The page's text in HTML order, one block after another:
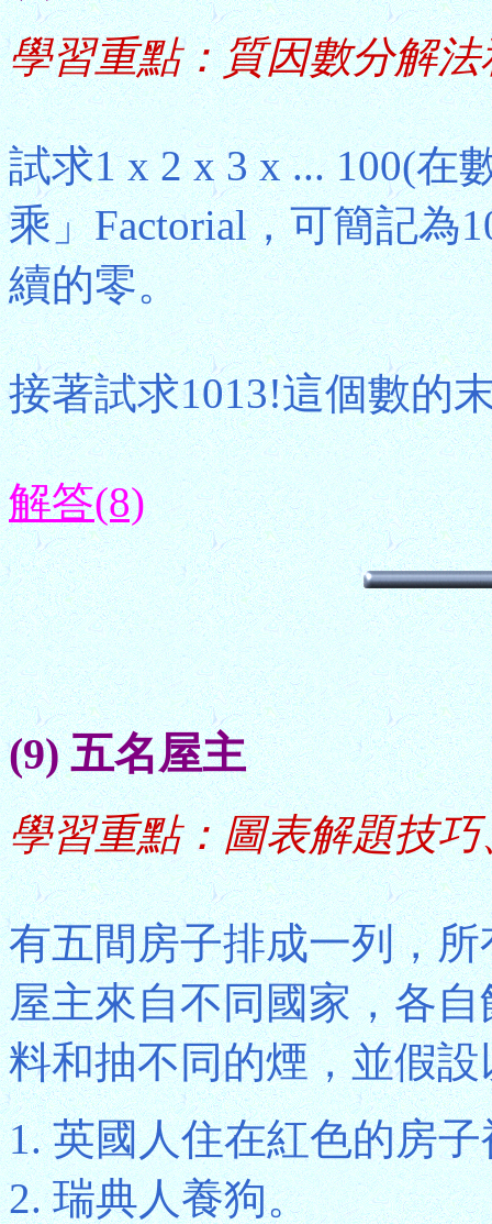
學習重點：質因數分解
試求1 x 2 x 3 x ... 100(在
乘」Factorial，可簡記為
續的零。
接著試求1013!這個數的
解答(8)
(9) 五名屋主
學習重點：圖表解題技
有五間房子排成一列，
屋主來自不同國家，各
料和抽不同的煙，並假
英國人住在紅色的房子
瑞典人養狗。